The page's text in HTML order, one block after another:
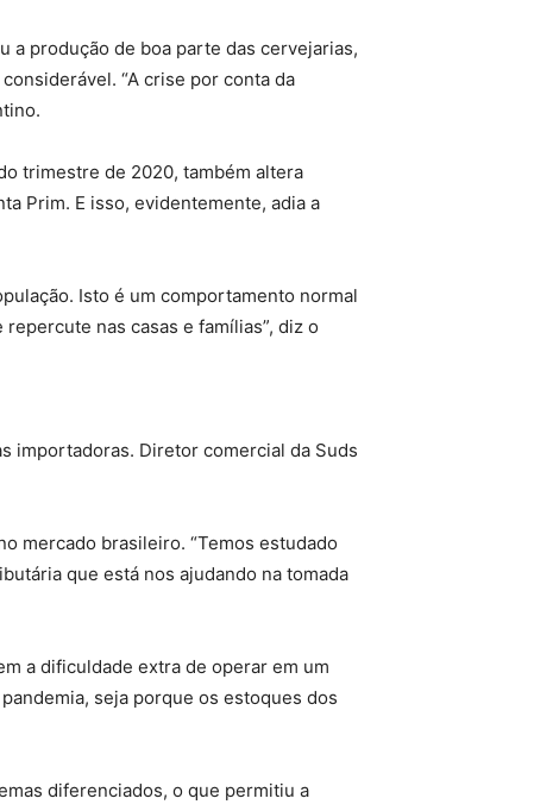
a produção de boa parte das cervejarias,
“A crise por conta da
trimestre de 2020, também altera
Prim. E isso, evidentemente, adia a
Isto é um comportamento normal
nas casas e famílias”, diz o
importadoras. Diretor comercial da Suds
mercado brasileiro. “Temos estudado
que está nos ajudando na tomada
a dificuldade extra de operar em um
seja porque os estoques dos
diferenciados, o que permitiu a